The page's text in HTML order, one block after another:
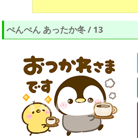
ぺんぺん あったか冬 / 13